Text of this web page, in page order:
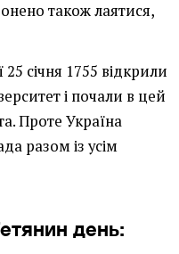
також лаятися,
25 січня 1755 відкрили
і почали в цей
Проте Україна
разом із усім
день: